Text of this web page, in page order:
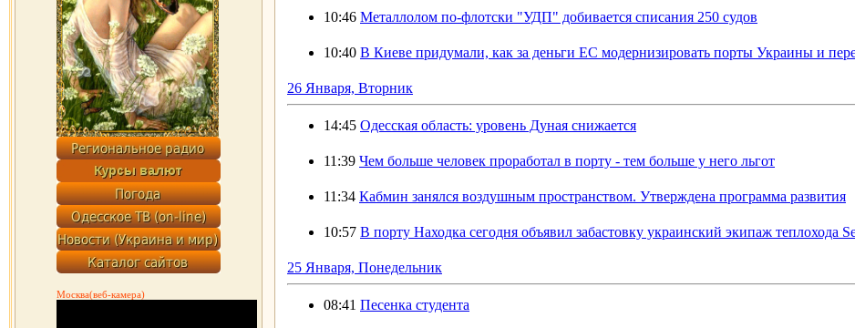
Москва(веб-камера)
10:46 Металлолом по-флотски "УДП" добивается списания 250 судов
10:40 В Киеве придумали, как за деньги ЕС модернизировать порты Украины и
26 Января, Вторник
14:45 Одесская область: уровень Дуная снижается
11:39 Чем больше человек проработал в порту - тем больше у него льгот
11:34 Кабмин занялся воздушным пространством. Утверждена программа развития
10:57 В порту Находка сегодня объявил забастовку украинский экипаж теплохода
25 Января, Понедельник
08:41 Песенка студента